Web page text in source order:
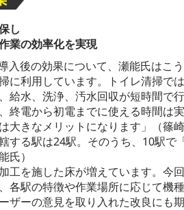
し
業の効率化を実現
入後の効果について、瀬能氏はこう
に利用しています。トイレ清掃
給水、洗浄、汚水回収が短時間で
終電から初電までに使える時間
大きなメリットになります」（篠崎
する駅は24駅。そのうち、10駅
氏）
工を施した床が増えています。
各駅の特徴や作業場所に応じて機
ザーの意見を取り入れた改良にも